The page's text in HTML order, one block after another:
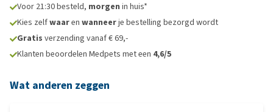
Voor 21:30 besteld, morgen in huis*
Kies zelfwaaren wanneerje bestelling bezorgd wordt
Gratis verzending vanaf € 69,-
Klanten beoordelen Medpets met een 4,6/5
Wat anderen zeggen